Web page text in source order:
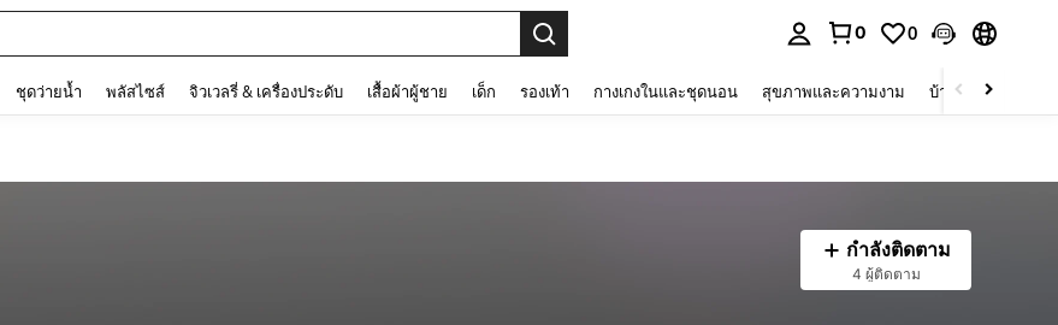
0 0
ชุดว่ายน้ำ พลัสไซส์ จิวเวลรี่ & เครื่องประดับ เสื้อผ้าผู้ชาย เด็ก รองเท้า กางเกงในและชุดนอน สุขภาพและความงาม บ้านและที่อยู่อาศัย
กำลังติดตาม
4 ผู้ติดตาม